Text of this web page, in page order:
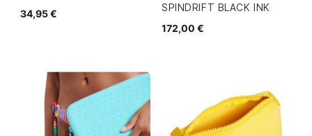
34,95 €
SPINDRIFT BLACK INK
172,00 €